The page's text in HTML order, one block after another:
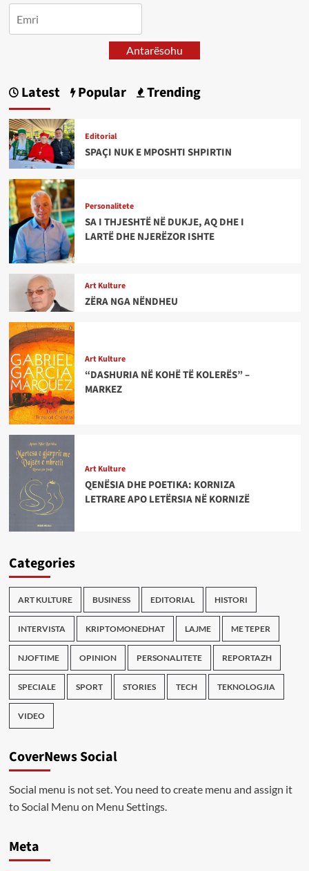
Antarësohu
Latest Popular Trending
Editorial
SPAÇI NUK E MPOSHTI SHPIRTIN
Personalitete
SA I THJESHTË NË DUKJE, AQ DHE I
LARTË DHE NJERËZOR ISHTE
Art Kulture
ZËRA NGA NËNDHEU
Art Kulture
“DASHURIA NË KOHË TË KOLERËS” –
MARKEZ
Art Kulture
QENËSIA DHE POETIKA: KORNIZA
LETRARE APO LETËRSIA NË KORNIZË
Categories
ART KULTURE BUSINESS EDITORIAL HISTORI
INTERVISTA KRIPTOMONEDHAT LAJME ME TEPER
NJOFTIME OPINION PERSONALITETE REPORTAZH
SPECIALE SPORT STORIES TECH TEKNOLOGJIA
VIDEO
CoverNews Social
Social menu is not set. You need to create menu and assign it
to Social Menu on Menu Settings.
Meta